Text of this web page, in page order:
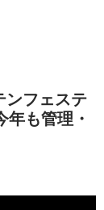
ンフェステ
年も管理・